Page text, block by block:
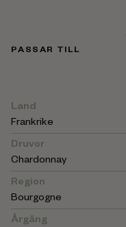
PASSAR TILL
Land
Frankrike
Druvor
Chardonnay
Region
Bourgogne
Årgång